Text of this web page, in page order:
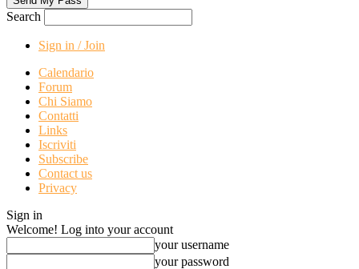
Search
Sign in / Join
Calendario
Forum
Chi Siamo
Contatti
Links
Iscriviti
Subscribe
Contact us
Privacy
Sign in
Welcome! Log into your account
your username
your password